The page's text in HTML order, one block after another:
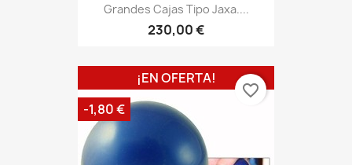
Grandes Cajas Tipo Jaxa....
230,00 €
¡EN OFERTA!
-1,80 €
favorite_border